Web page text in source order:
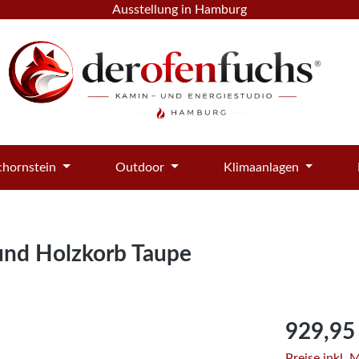
Ausstellung in Hamburg
Outdoor Klimaanlagen
Holzkorb Taupe
Regulärer
929,95